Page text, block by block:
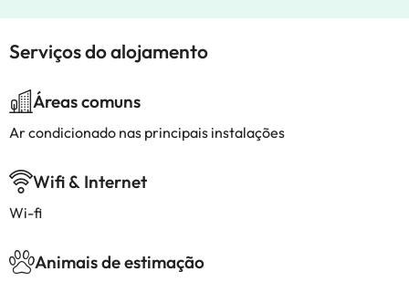
Serviços do alojamento
Áreas comuns
Ar condicionado nas principais instalações
Wifi & Internet
Wi-fi
Animais de estimação